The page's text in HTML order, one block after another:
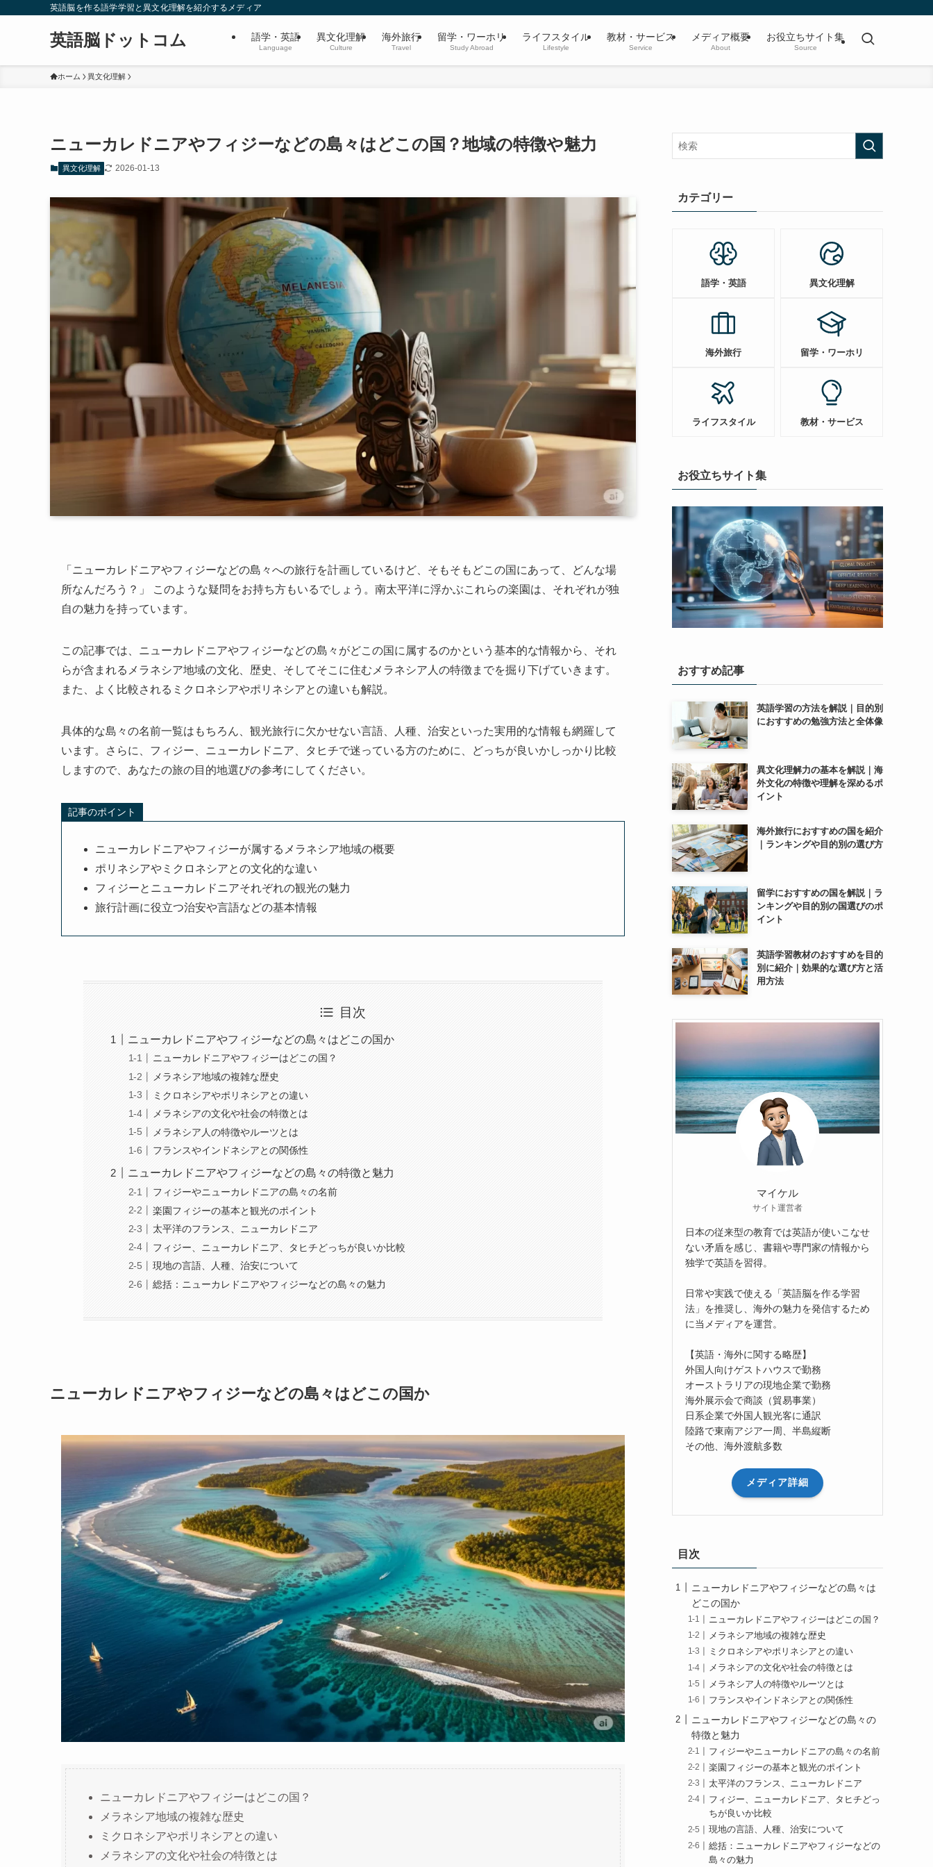
英語脳を作る語学学習と異文化理解を紹介するメディア
英語脳ドットコム 語学・英語
Language
異文化理解
Culture
海外旅行
Travel
留学・ワーホリ
Study Abroad
ライフスタイル
Lifestyle
教材・サービス
Service
メディア概要
About
お役立ちサイト集
Source
ホーム 異文化理解
ニューカレドニアやフィジーなどの島々はどこの国？地域の特徴や魅力
異文化理解 2026-01-13
「ニューカレドニアやフィジーなどの島々への旅行を計画しているけど、そもそもどこの国にあって、どんな場
所なんだろう？」 このような疑問をお持ち方もいるでしょう。南太平洋に浮かぶこれらの楽園は、それぞれが独
自の魅力を持っています。
この記事では、ニューカレドニアやフィジーなどの島々がどこの国に属するのかという基本的な情報から、それ
らが含まれるメラネシア地域の文化、歴史、そしてそこに住むメラネシア人の特徴までを掘り下げていきます。
また、よく比較されるミクロネシアやポリネシアとの違いも解説。
具体的な島々の名前一覧はもちろん、観光旅行に欠かせない言語、人種、治安といった実用的な情報も網羅して
います。さらに、フィジー、ニューカレドニア、タヒチで迷っている方のために、どっちが良いかしっかり比較
しますので、あなたの旅の目的地選びの参考にしてください。
記事のポイント
ニューカレドニアやフィジーが属するメラネシア地域の概要
ポリネシアやミクロネシアとの文化的な違い
フィジーとニューカレドニアそれぞれの観光の魅力
旅行計画に役立つ治安や言語などの基本情報
目次
ニューカレドニアやフィジーなどの島々はどこの国か
ニューカレドニアやフィジーはどこの国？
メラネシア地域の複雑な歴史
ミクロネシアやポリネシアとの違い
メラネシアの文化や社会の特徴とは
メラネシア人の特徴やルーツとは
フランスやインドネシアとの関係性
ニューカレドニアやフィジーなどの島々の特徴と魅力
フィジーやニューカレドニアの島々の名前
楽園フィジーの基本と観光のポイント
太平洋のフランス、ニューカレドニア
フィジー、ニューカレドニア、タヒチどっちが良いか比較
現地の言語、人種、治安について
総括：ニューカレドニアやフィジーなどの島々の魅力
ニューカレドニアやフィジーなどの島々はどこの国か
ニューカレドニアやフィジーはどこの国？
メラネシア地域の複雑な歴史
ミクロネシアやポリネシアとの違い
メラネシアの文化や社会の特徴とは
カテゴリー
語学・英語 異文化理解
海外旅行 留学・ワーホリ
ライフスタイル 教材・サービス
お役立ちサイト集
おすすめ記事
英語学習の方法を解説｜目的別
におすすめの勉強方法と全体像
異文化理解力の基本を解説｜海
外文化の特徴や理解を深めるポ
イント
海外旅行におすすめの国を紹介
｜ランキングや目的別の選び方
留学におすすめの国を解説｜ラ
ンキングや目的別の国選びのポ
イント
英語学習教材のおすすめを目的
別に紹介｜効果的な選び方と活
用方法
マイケル
サイト運営者
日本の従来型の教育では英語が使いこなせ
ない矛盾を感じ、書籍や専門家の情報から
独学で英語を習得。
日常や実践で使える「英語脳を作る学習
法」を推奨し、海外の魅力を発信するため
に当メディアを運営。
【英語・海外に関する略歴】
外国人向けゲストハウスで勤務
オーストラリアの現地企業で勤務
海外展示会で商談（貿易事業）
日系企業で外国人観光客に通訳
陸路で東南アジア一周、半島縦断
その他、海外渡航多数
メディア詳細
目次
ニューカレドニアやフィジーなどの島々は
どこの国か
ニューカレドニアやフィジーはどこの国？
メラネシア地域の複雑な歴史
ミクロネシアやポリネシアとの違い
メラネシアの文化や社会の特徴とは
メラネシア人の特徴やルーツとは
フランスやインドネシアとの関係性
ニューカレドニアやフィジーなどの島々の
特徴と魅力
フィジーやニューカレドニアの島々の名前
楽園フィジーの基本と観光のポイント
太平洋のフランス、ニューカレドニア
フィジー、ニューカレドニア、タヒチどっ
ちが良いか比較
現地の言語、人種、治安について
総括：ニューカレドニアやフィジーなどの
島々の魅力